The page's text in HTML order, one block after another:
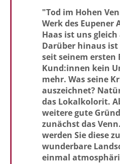
"Tod im Hohen
Werk des Eupener
Haas ist uns
Darüber hinaus ist
seit seinem ersten
Kund:innen kein
mehr. Was seine
auszeichnet?
das Lokalkolorit.
weitere gute
zunächst das
werden Sie diese
wunderbare
einmal